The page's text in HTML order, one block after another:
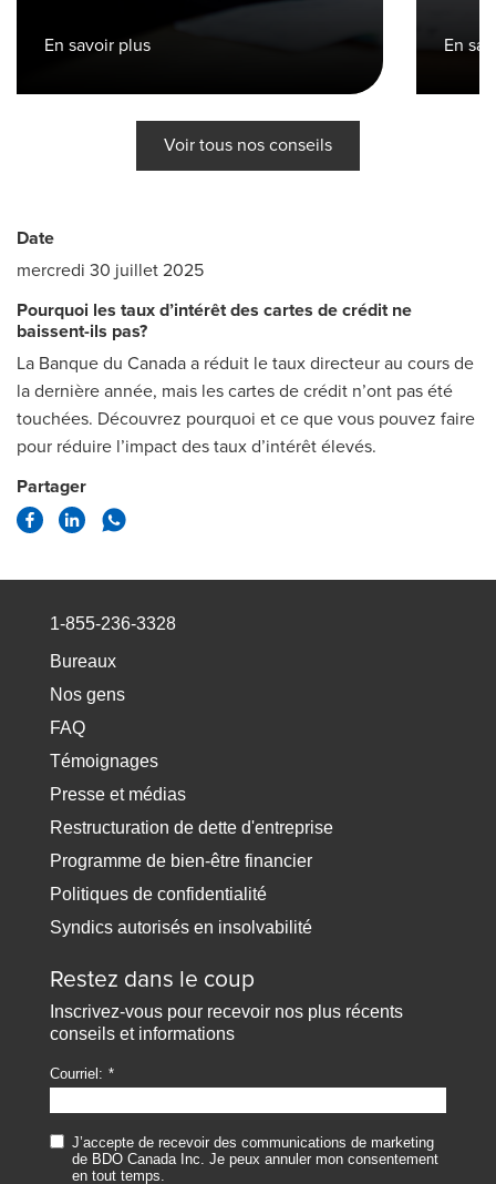
En savoir plus En
Voir tous nos conseils
Date
mercredi 30 juillet 2025
Pourquoi les taux d’intérêt des cartes de crédit ne
baissent-ils pas?
La Banque du Canada a réduit le taux directeur au cours de
la dernière année, mais les cartes de crédit n’ont pas été
touchées. Découvrez pourquoi et ce que vous pouvez faire
pour réduire l’impact des taux d’intérêt élevés.
Partager
1-855-236-3328
Bureaux
Nos gens
FAQ
Témoignages
Presse et médias
Restructuration de dette d'entreprise
Programme de bien-être financier
Politiques de confidentialité
Syndics autorisés en insolvabilité
Restez dans le coup
Inscrivez-vous pour recevoir nos plus récents
conseils et informations
Courriel:
J’accepte de recevoir des communications de marketing
de BDO Canada Inc. Je peux annuler mon consentement
en tout temps.